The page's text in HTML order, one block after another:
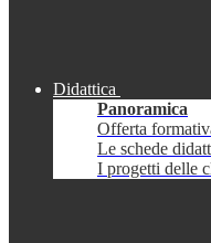
Didattica
Panoramica
Offerta
Le schede
I progetti delle